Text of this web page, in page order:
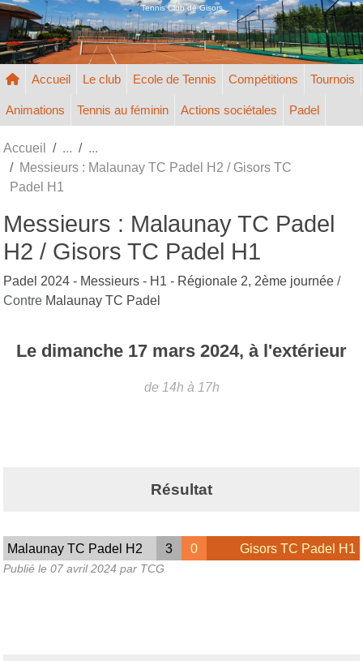
Tennis Club de Gisors
Accueil Le club Ecole de Tennis Compétitions Tournois
Animations Tennis au féminin Actions sociétales Padel
Accueil
Messieurs : Malaunay TC Padel H2 / Gisors TC
Padel H1
Messieurs : Malaunay TC Padel
H2 / Gisors TC Padel H1
Padel 2024 - Messieurs - H1 - Régionale 2, 2ème journée /
Contre Malaunay TC Padel
Le dimanche 17 mars 2024, à l'extérieur
de 14h à 17h
Résultat
Malaunay TC Padel H2 3 0 Gisors TC Padel H1
Publié le 07 avril 2024 par TCG
Panneau de gestion des cookies